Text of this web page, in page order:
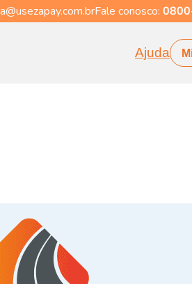
Fale conosco:
Ajuda